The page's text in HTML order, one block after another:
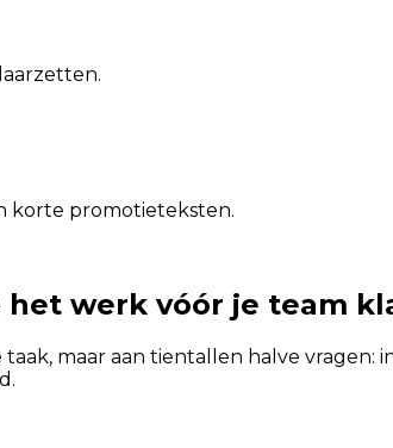
korte promotieteksten.
werk vóór je team
maar aan tientallen halve